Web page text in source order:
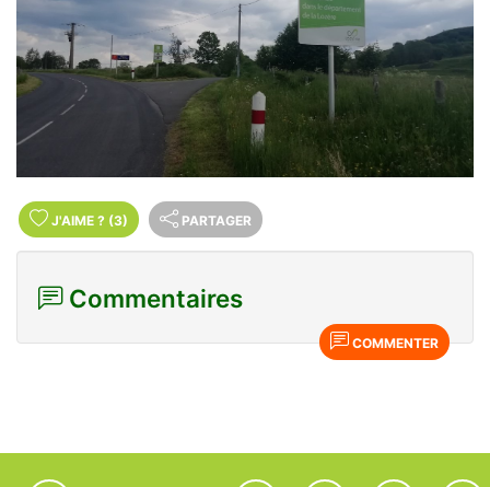
J'AIME ? (3) PARTAGER
Commentaires
COMMENTER